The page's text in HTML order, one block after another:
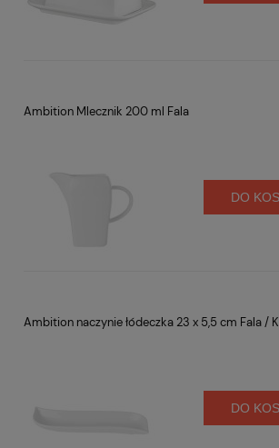
Ambition Mlecznik 200 ml Fala
DO
Ambition naczynie łódeczka 23 x 5,5 cm Fala /
DO